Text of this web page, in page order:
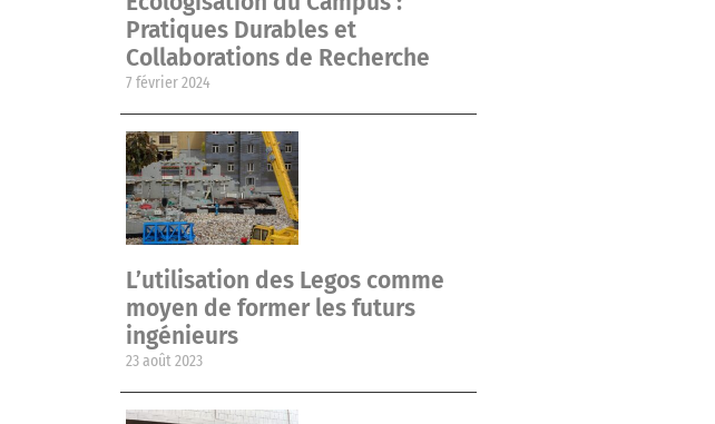
Pratiques Durables et
Collaborations de Recherche
7 février 2024
L’utilisation des Legos comme
moyen de former les futurs
ingénieurs
23 août 2023